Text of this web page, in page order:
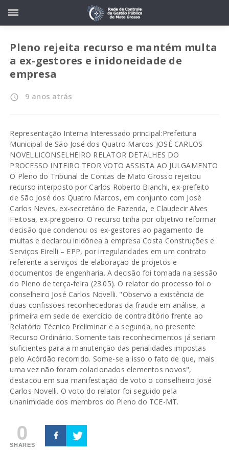
Pleno rejeita recurso e mantém multa
a ex-gestores e inidoneidade de
empresa
access_time 9 anos atrás
Representação Interna Interessado principal:Prefeitura
Municipal de São José dos Quatro Marcos JOSÉ CARLOS
NOVELLICONSELHEIRO RELATOR DETALHES DO
PROCESSO INTEIRO TEOR VOTO ASSISTA AO JULGAMENTO
O Pleno do Tribunal de Contas de Mato Grosso rejeitou
recurso interposto por Carlos Roberto Bianchi, ex-prefeito
de São José dos Quatro Marcos, em conjunto com José
Carlos Neves, ex-secretário de Fazenda, e Claudecir Alves
Feitosa, ex-pregoeiro. O recurso tinha por objetivo reformar
decisão que condenou os ex-gestores ao pagamento de
multas e declarou inidônea a empresa Costa Construções e
Serviços Eirelli – EPP, por irregularidades em um contrato
referente a serviços de elaboração de projetos e
documentos de engenharia. A decisão foi tomada na sessão
do Pleno de terça-feira (23.05). O relator do processo foi o
conselheiro José Carlos Novelli. "Observo a existência de
duas confissões reconhecedoras da fraude em análise, a
primeira em sede de exercício de contraditório frente ao
Relatório Técnico Preliminar e a segunda, no presente
Recurso Ordinário. Somente tais reconhecimentos já seriam
suficientes para a manutenção das penalidades impostas
pelo Acórdão recorrido. Some-se a isso o fato de que, mais
uma vez não foram colacionados elementos novos",
destacou em sua manifestação de voto o conselheiro José
Carlos Novelli. O voto do relator foi seguido pela
unanimidade dos membros do Pleno do TCE-MT.
0
SHARES